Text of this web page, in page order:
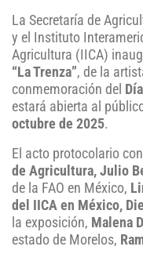
La Secretaría de
y el Instituto
Agricultura (IICA)
“La Trenza”, de la
conmemoración del
estará abierta al
octubre de 2025.
El acto protocolario
de Agricultura, Julio
de la FAO en México,
del IICA en México,
la exposición, Malena
estado de Morelos,